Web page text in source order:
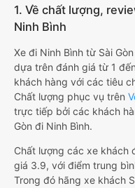
1. Về chất lượng,
Ninh Bình
Xe đi Ninh Bình từ Sài
dựa trên đánh giá từ 1
khách hàng với các tiêu
Chất lượng phục vụ trên
trực tiếp bởi các khách
Gòn đi Ninh Bình.
Chất lượng các xe khách
giá 3.9, với điểm trung
Trong đó hãng xe khách